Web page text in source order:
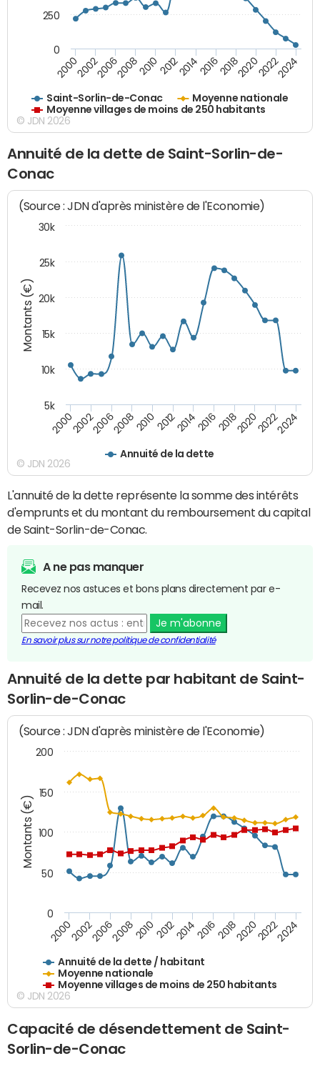
Saint-Sorlin-de-Conac
Moyenne nationale
Moyenne villages de moins de 250 habitants
200020022006200820102012201420162018202020222024
0
250
© JDN 2026
Annuité de la dette de Saint-Sorlin-de-
Conac
Montants (€)
(Source : JDN d'après ministère de l'Economie)
Annuité de la dette
200020022006200820102012201420162018202020222024
5k
10k
15k
20k
25k
30k
© JDN 2026
L'annuité de la dette représente la somme des intérêts
d'emprunts et du montant du remboursement du capital
de Saint-Sorlin-de-Conac.
A ne pas manquer
Recevez nos astuces et bons plans directement par e-
mail.
Je m'abonne
En savoir plus sur notre politique de confidentialité
Annuité de la dette par habitant de Saint-
Sorlin-de-Conac
Montants (€)
(Source : JDN d'après ministère de l'Economie)
Annuité de la dette / habitant
Moyenne nationale
Moyenne villages de moins de 250 habitants
200020022006200820102012201420162018202020222024
0
50
100
150
200
© JDN 2026
Capacité de désendettement de Saint-
Sorlin-de-Conac